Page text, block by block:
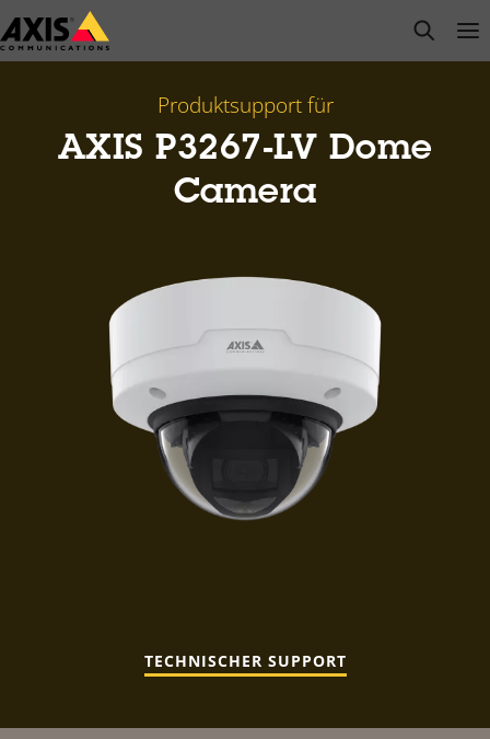
Zum
Hauptinhalt
open
Produktsupport für
AXIS P3267-LV Dome
Camera
TECHNISCHER SUPPORT